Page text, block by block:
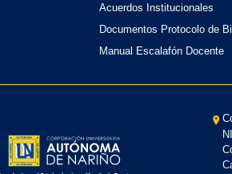
Acuerdos Institucionales
Documentos Protocolo de
Manual Escalafón Docente